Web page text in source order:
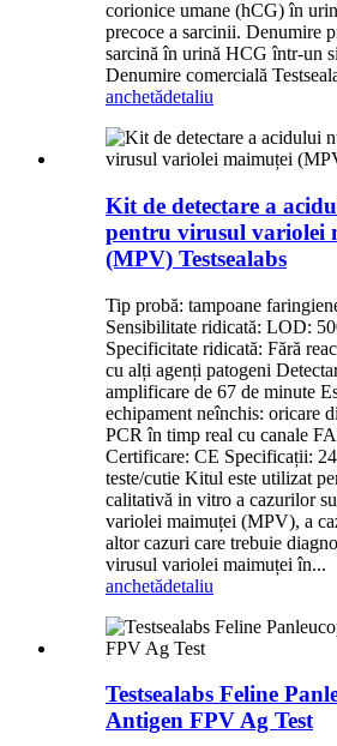
corionice umane (hCG) în
precoce a sarcinii. Denumire
sarcină în urină HCG într-un
Denumire comercială
anchetădetaliu
Kit de detectare a
pentru virusul variolei
(MPV) Testsealabs
Tip probă: tampoane
Sensibilitate ridicată: LOD:
Specificitate ridicată: Fără
cu alți agenți patogeni
amplificare de 67 de minute
echipament neînchis: oricare
PCR în timp real cu canale
Certificare: CE Specificații:
teste/cutie Kitul este utilizat
calitativă in vitro a cazurilor
variolei maimuței (MPV), a
altor cazuri care trebuie
virusul variolei maimuței în...
anchetădetaliu
Testsealabs Feline
Antigen FPV Ag Test